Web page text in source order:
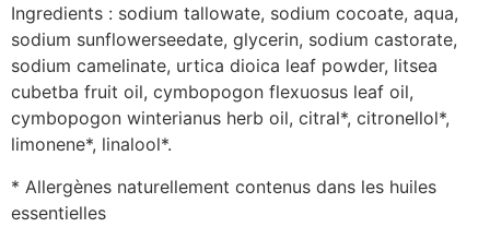
Ingredients : sodium tallowate, sodium cocoate, aqua,
sodium sunflowerseedate, glycerin, sodium castorate,
sodium camelinate, urtica dioica leaf powder, litsea
cubetba fruit oil, cymbopogon flexuosus leaf oil,
cymbopogon winterianus herb oil, citral*, citronellol*,
limonene*, linalool*.
* Allergènes naturellement contenus dans les huiles
essentielles